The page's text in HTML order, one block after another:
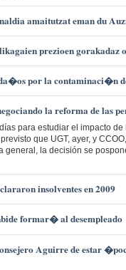
amaitutzat eman du
prezioen gorakadaz
por la contaminaci�n
la reforma de las
para estudiar el impacto
que UGT, ayer, y
general, la decisión se
insolventes en 2009
formar� al desempleado
Aguirre de estar